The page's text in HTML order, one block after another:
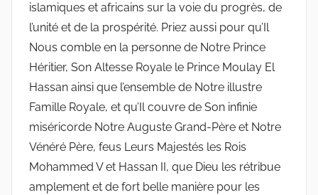
islamiques et africains sur la voie du progrès, de
l’unité et de la prospérité. Priez aussi pour qu’Il
Nous comble en la personne de Notre Prince
Héritier, Son Altesse Royale le Prince Moulay El
Hassan ainsi que l’ensemble de Notre illustre
Famille Royale, et qu’Il couvre de Son infinie
miséricorde Notre Auguste Grand-Père et Notre
Vénéré Père, feus Leurs Majestés les Rois
Mohammed V et Hassan II, que Dieu les rétribue
amplement et de fort belle manière pour les